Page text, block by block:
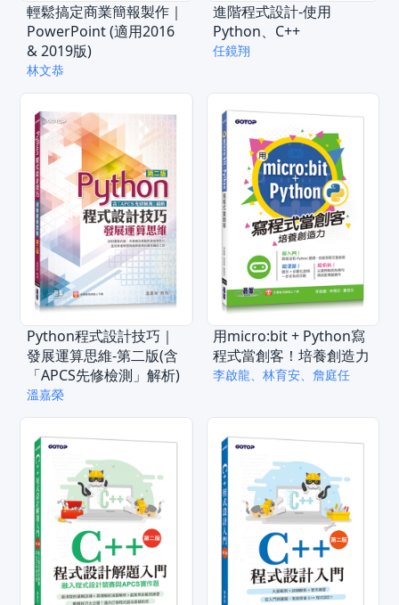
輕鬆搞定商業簡報製作｜
PowerPoint (適用2016
& 2019版)
林文恭
進階程式設計-使用
Python、C++
任鏡翔
Python程式設計技巧｜
發展運算思維-第二版(含
「APCS先修檢測」解析)
溫嘉榮
用micro:bit + Python寫
程式當創客！培養創造力
李啟龍、林育安、詹庭任